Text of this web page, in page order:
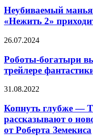
в
тизере
ужастика
2»
в
детский
Неубиваемый
«Нежить 2»
Роботы-
выходят
на
ринг
тизер-
фантастики
«Стальное
сердце»
26.07.2024
Роботы-богатыри
трейлере
Копнуть
—
Том
Хэнкс
и
31.08.2022
Копнуть глубже —
рассказывают о
от Роберта Земекиса